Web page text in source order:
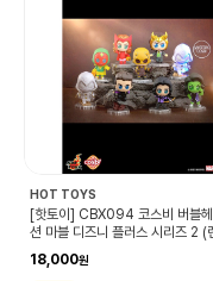
HOT TOYS
[핫토이] CBX094 코스비 버블헤
션 마블 디즈니 플러스 시리즈 2 (
18,000